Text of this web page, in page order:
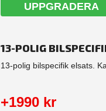
UPPGRADERA
13-POLIG
13-polig bilspecifik elsats.
+1990 kr